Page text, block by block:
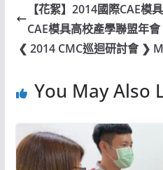
【花絮】2014國際CAE模
CAE模具高校產學聯盟年會
❮ 2014 CMC巡迴研討會 ❯
You May Also